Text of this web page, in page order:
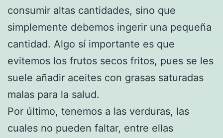
consumir altas cantidades, sino que
simplemente debemos ingerir una pequeña
cantidad. Algo sí importante es que
evitemos los frutos secos fritos, pues se les
suele añadir aceites con grasas saturadas
malas para la salud.
Por último, tenemos a las verduras, las
cuales no pueden faltar, entre ellas